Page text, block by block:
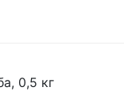
0,5 кг